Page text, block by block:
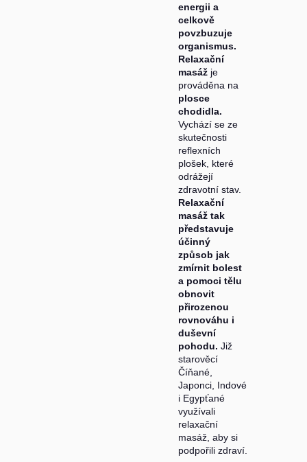
energii a
celkově
povzbuzuje
organismus.
Relaxační
masáž je
prováděna na
plosce
chodidla.
Vychází se ze
skutečnosti
reflexních
plošek, které
odrážejí
zdravotní stav.
Relaxační
masáž tak
představuje
účinný
způsob jak
zmírnit bolest
a pomoci tělu
obnovit
přirozenou
rovnováhu i
duševní
pohodu. Již
starověcí
Číňané,
Japonci, Indové
i Egypťané
využívali
relaxační
masáž, aby si
podpořili zdraví.